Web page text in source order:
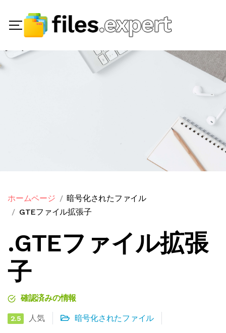
ホームページ
暗号化されたファイル
GTEファイル拡張子
.GTEファイル拡張
子
確認済みの情報
2.5 人気 暗号化されたファイル